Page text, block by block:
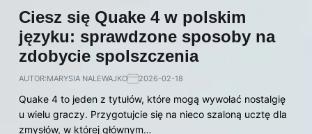
Ciesz się Quake 4 w polskim
języku: sprawdzone sposoby na
zdobycie spolszczenia
AUTOR:MARYSIA NALEWAJKO 2026-02-18
Quake 4 to jeden z tytułów, które mogą wywołać nostalgię
u wielu graczy. Przygotujcie się na nieco szaloną ucztę dla
zmysłów, w której głównym…